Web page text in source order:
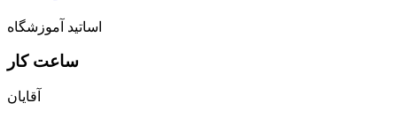
اساتید آموزشگاه
ساعت کار
آقایان